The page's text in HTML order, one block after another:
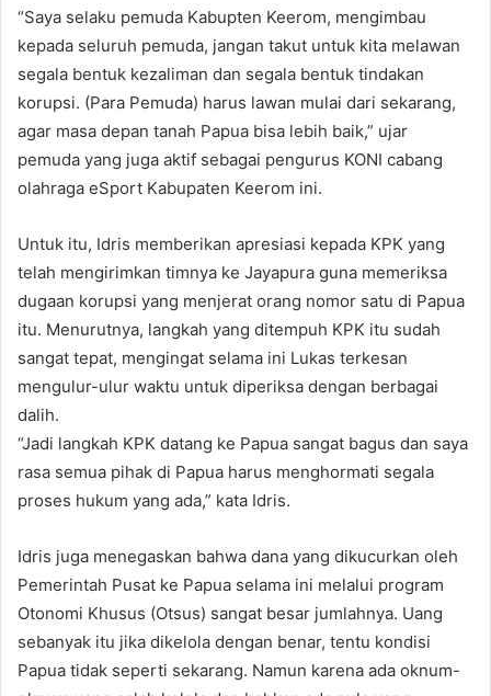
“Saya selaku pemuda Kabupten Keerom, mengimbau
kepada seluruh pemuda, jangan takut untuk kita melawan
segala bentuk kezaliman dan segala bentuk tindakan
korupsi. (Para Pemuda) harus lawan mulai dari sekarang,
agar masa depan tanah Papua bisa lebih baik,” ujar
pemuda yang juga aktif sebagai pengurus KONI cabang
olahraga eSport Kabupaten Keerom ini.
Untuk itu, Idris memberikan apresiasi kepada KPK yang
telah mengirimkan timnya ke Jayapura guna memeriksa
dugaan korupsi yang menjerat orang nomor satu di Papua
itu. Menurutnya, langkah yang ditempuh KPK itu sudah
sangat tepat, mengingat selama ini Lukas terkesan
mengulur-ulur waktu untuk diperiksa dengan berbagai
dalih.
“Jadi langkah KPK datang ke Papua sangat bagus dan saya
rasa semua pihak di Papua harus menghormati segala
proses hukum yang ada,” kata Idris.
Idris juga menegaskan bahwa dana yang dikucurkan oleh
Pemerintah Pusat ke Papua selama ini melalui program
Otonomi Khusus (Otsus) sangat besar jumlahnya. Uang
sebanyak itu jika dikelola dengan benar, tentu kondisi
Papua tidak seperti sekarang. Namun karena ada oknum-